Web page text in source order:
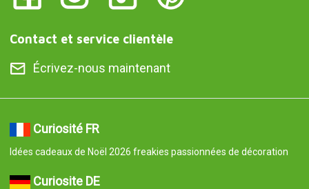
Contact et service clientèle
Écrivez-nous maintenant
Curiosité FR
Idées cadeaux de Noël 2026 freakies passionnées de décoration
Curiosite DE